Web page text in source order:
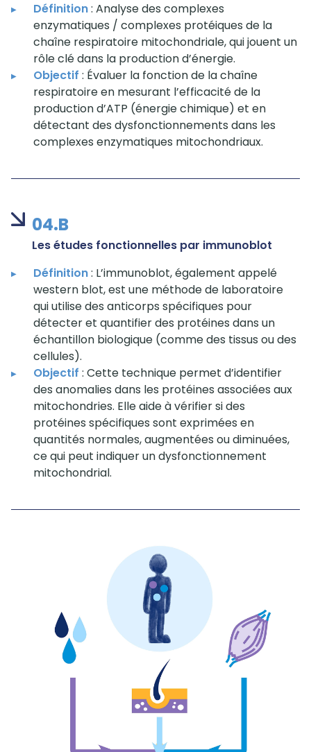
Définition: Analyse des complexes
enzymatiques / complexes protéiques de la
chaîne respiratoire mitochondriale, qui jouent un
rôle clé dans la production d’énergie.
Objectif : Évaluer la fonction de la chaîne
respiratoire en mesurant l’efficacité de la
production d’ATP (énergie chimique) et en
détectant des dysfonctionnements dans les
complexes enzymatiques mitochondriaux.
04.B
Les études fonctionnelles par immunoblot
Définition: L’immunoblot, également appelé
western blot, est une méthode de laboratoire
qui utilise des anticorps spécifiques pour
détecter et quantifier des protéines dans un
échantillon biologique (comme des tissus ou des
cellules).
Objectif : Cette technique permet d’identifier
des anomalies dans les protéines associées aux
mitochondries. Elle aide à vérifier si des
protéines spécifiques sont exprimées en
quantités normales, augmentées ou diminuées,
ce qui peut indiquer un dysfonctionnement
mitochondrial.